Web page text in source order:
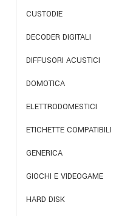
CUSTODIE
DECODER DIGITALI
DIFFUSORI ACUSTICI
DOMOTICA
ELETTRODOMESTICI
ETICHETTE COMPATIBILI
GENERICA
GIOCHI E VIDEOGAME
HARD DISK